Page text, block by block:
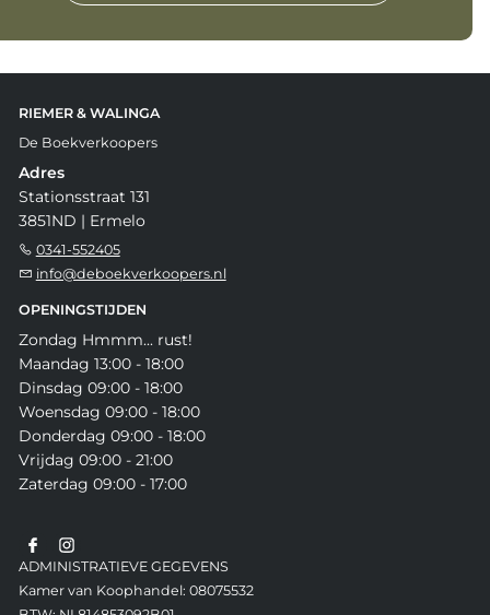
RIEMER & WALINGA
De Boekverkoopers
Adres
Stationsstraat 131
3851ND | Ermelo
0341-552405
info@deboekverkoopers.nl
OPENINGSTIJDEN
Zondag Hmmm... rust!
Maandag 13:00 - 18:00
Dinsdag 09:00 - 18:00
Woensdag 09:00 - 18:00
Donderdag 09:00 - 18:00
Vrijdag 09:00 - 21:00
Zaterdag 09:00 - 17:00
ADMINISTRATIEVE GEGEVENS
Kamer van Koophandel: 08075532